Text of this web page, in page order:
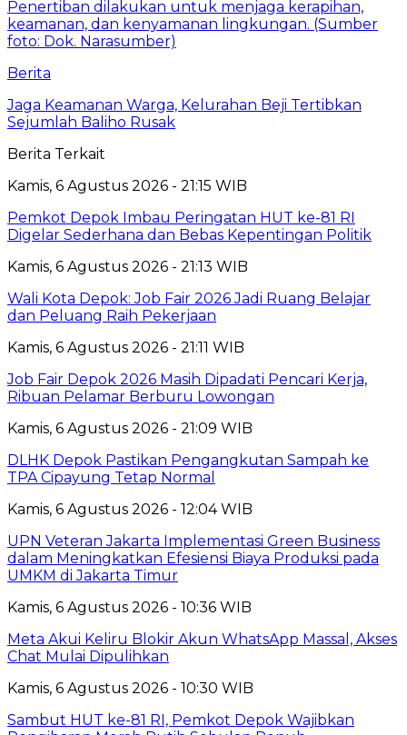
Berita
Jaga Keamanan Warga, Kelurahan Beji Tertibkan
Sejumlah Baliho Rusak
Berita Terkait
Kamis, 6 Agustus 2026 - 21:15 WIB
Pemkot Depok Imbau Peringatan HUT ke-81 RI
Digelar Sederhana dan Bebas Kepentingan Politik
Kamis, 6 Agustus 2026 - 21:13 WIB
Wali Kota Depok: Job Fair 2026 Jadi Ruang Belajar
dan Peluang Raih Pekerjaan
Kamis, 6 Agustus 2026 - 21:11 WIB
Job Fair Depok 2026 Masih Dipadati Pencari Kerja,
Ribuan Pelamar Berburu Lowongan
Kamis, 6 Agustus 2026 - 21:09 WIB
DLHK Depok Pastikan Pengangkutan Sampah ke
TPA Cipayung Tetap Normal
Kamis, 6 Agustus 2026 - 12:04 WIB
UPN Veteran Jakarta Implementasi Green Business
dalam Meningkatkan Efesiensi Biaya Produksi pada
UMKM di Jakarta Timur
Kamis, 6 Agustus 2026 - 10:36 WIB
Meta Akui Keliru Blokir Akun WhatsApp Massal, Akses
Chat Mulai Dipulihkan
Kamis, 6 Agustus 2026 - 10:30 WIB
Sambut HUT ke-81 RI, Pemkot Depok Wajibkan